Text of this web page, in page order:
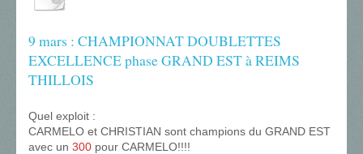
9 mars : CHAMPIONNAT DOUBLETTES
EXCELLENCE phase GRAND EST à REIMS
THILLOIS
Quel exploit :
CARMELO et CHRISTIAN sont champions du GRAND EST
avec un 300 pour CARMELO!!!!